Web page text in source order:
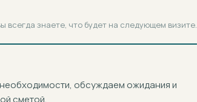
всегда знаете, что будет на следующем визите.
обсуждаем ожидания и
сметой.